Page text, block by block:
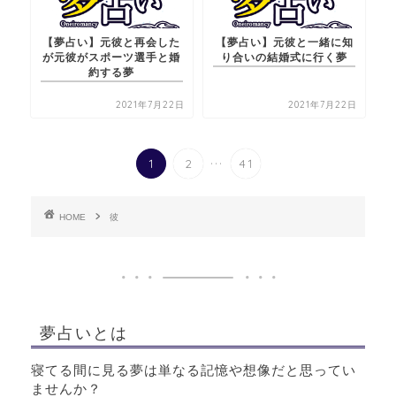
【夢占い】元彼と再会した
が元彼がスポーツ選手と婚
約する夢
2021年7月22日
【夢占い】元彼と一緒に知
り合いの結婚式に行く夢
2021年7月22日
1 2 ... 41
HOME 彼
夢占いとは
寝てる間に見る夢は単なる記憶や想像だと思ってい
ませんか？